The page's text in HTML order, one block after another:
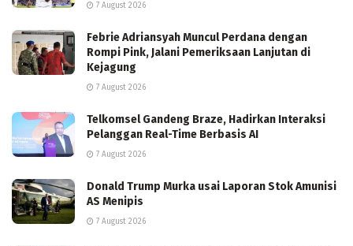
7 August 2026
Febrie Adriansyah Muncul Perdana dengan
Rompi Pink, Jalani Pemeriksaan Lanjutan di
Kejagung
7 August 2026
Telkomsel Gandeng Braze, Hadirkan Interaksi
Pelanggan Real-Time Berbasis AI
7 August 2026
Donald Trump Murka usai Laporan Stok Amunisi
AS Menipis
7 August 2026